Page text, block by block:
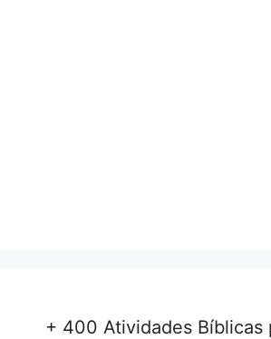
+ 400 Atividades Bíblicas